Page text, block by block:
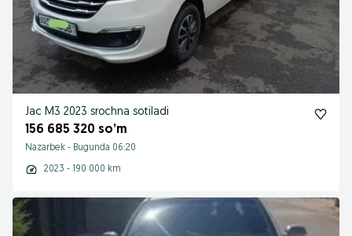
Jac M3 2023 srochna sotiladi
156 685 320 so’m
Nazarbek - Bugunda 06:20
2023 - 190 000 km